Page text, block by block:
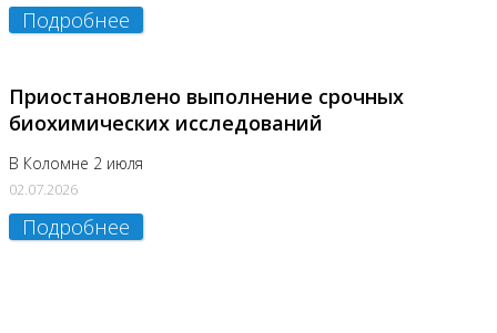
Подробнее
Приостановлено выполнение срочных
биохимических исследований
В Коломне 2 июля
02.07.2026
Подробнее